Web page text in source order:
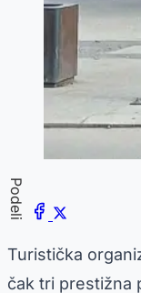
Podeli
Turistička
čak tri prestižna